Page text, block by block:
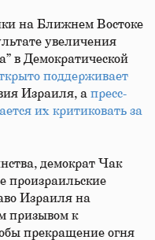
на Ближнем Востоке
увеличения
в Демократической
поддерживает
Израиля, а пресс-
их критиковать за
демократ Чак
произраильские
Израиля на
призывом к
прекращение огня